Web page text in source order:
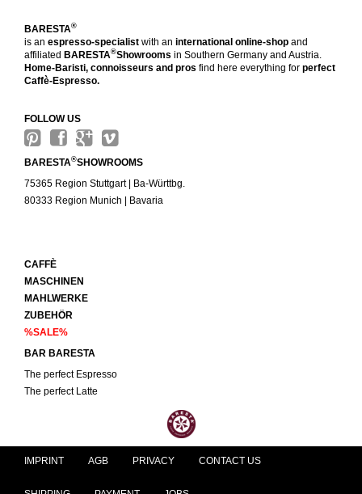
BARESTA®
is an espresso-specialist with an international online-shop and
affiliated BARESTA®Showrooms in Southern Germany and Austria.
Home-Baristi, connoisseurs and pros find here everything for perfect
Caffè-Espresso.
FOLLOW US
BARESTA®SHOWROOMS
75365 Region Stuttgart | Ba-Württbg.
80333 Region Munich | Bavaria
CAFFÈ
MASCHINEN
MAHLWERKE
ZUBEHÖR
%SALE%
BAR BARESTA
The perfect Espresso
The perfect Latte
IMPRINT AGB PRIVACY CONTACT US